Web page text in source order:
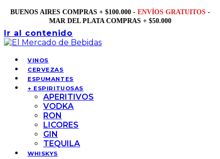
BUENOS AIRES COMPRAS + $100.000 - ENVÍOS GRATUITOS -
MAR DEL PLATA COMPRAS + $50.000
Ir al contenido
VINOS
CERVEZAS
ESPUMANTES
+ ESPIRITUOSAS
APERITIVOS
VODKA
RON
LICORES
GIN
TEQUILA
WHISKYS